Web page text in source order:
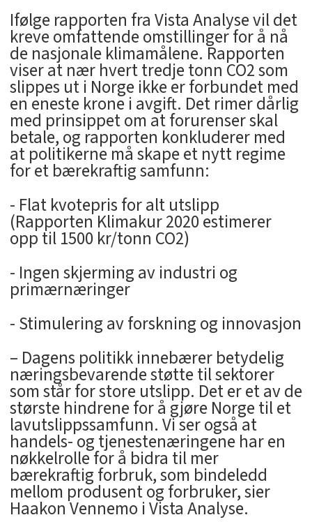
Ifølge rapporten fra Vista Analyse vil det
kreve omfattende omstillinger for å nå
de nasjonale klimamålene. Rapporten
viser at nær hvert tredje tonn CO2 som
slippes ut i Norge ikke er forbundet med
en eneste krone i avgift. Det rimer dårlig
med prinsippet om at forurenser skal
betale, og rapporten konkluderer med
at politikerne må skape et nytt regime
for et bærekraftig samfunn:
- Flat kvotepris for alt utslipp
(Rapporten Klimakur 2020 estimerer
opp til 1500 kr/tonn CO2)
- Ingen skjerming av industri og
primærnæringer
- Stimulering av forskning og innovasjon
– Dagens politikk innebærer betydelig
næringsbevarende støtte til sektorer
som står for store utslipp. Det er et av de
største hindrene for å gjøre Norge til et
lavutslippssamfunn. Vi ser også at
handels- og tjenestenæringene har en
nøkkelrolle for å bidra til mer
bærekraftig forbruk, som bindeledd
mellom produsent og forbruker, sier
Haakon Vennemo i Vista Analyse.